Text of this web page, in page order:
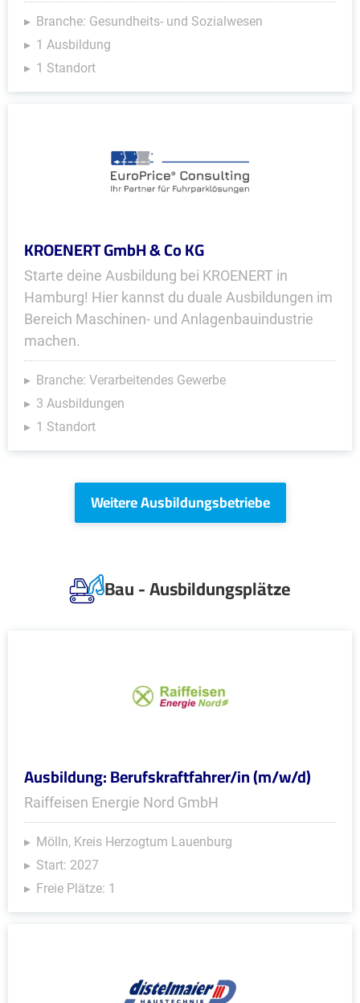
Branche: Gesundheits- und Sozialwesen
1 Ausbildung
1 Standort
KROENERT GmbH & Co KG
Starte deine Ausbildung bei KROENERT in
Hamburg! Hier kannst du duale Ausbildungen im
Bereich Maschinen- und Anlagenbauindustrie
machen.
Branche: Verarbeitendes Gewerbe
3 Ausbildungen
1 Standort
Weitere Ausbildungsbetriebe
Bau - Ausbildungsplätze
Ausbildung: Berufskraftfahrer/in (m/w/d)
Raiffeisen Energie Nord GmbH
Mölln, Kreis Herzogtum Lauenburg
Start: 2027
Freie Plätze: 1